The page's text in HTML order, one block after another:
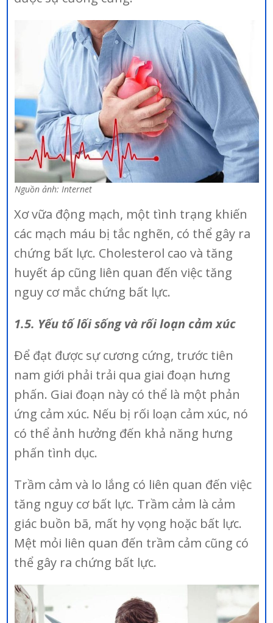
Nguồn ảnh: Internet
Xơ vữa động mạch, một tình trạng khiến
các mạch máu bị tắc nghẽn, có thể gây ra
chứng bất lực. Cholesterol cao và tăng
huyết áp cũng liên quan đến việc tăng
nguy cơ mắc chứng bất lực.
1.5. Yếu tố lối sống và rối loạn cảm xúc
Để đạt được sự cương cứng, trước tiên
nam giới phải trải qua giai đoạn hưng
phấn. Giai đoạn này có thể là một phản
ứng cảm xúc. Nếu bị rối loạn cảm xúc, nó
có thể ảnh hưởng đến khả năng hưng
phấn tình dục.
Trầm cảm và lo lắng có liên quan đến việc
tăng nguy cơ bất lực. Trầm cảm là cảm
giác buồn bã, mất hy vọng hoặc bất lực.
Mệt mỏi liên quan đến trầm cảm cũng có
thể gây ra chứng bất lực.